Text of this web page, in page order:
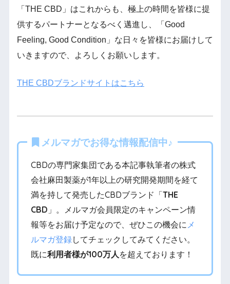
「THE CBD」はこれからも、極上の時間を皆様に提
供するパートナーとなるべく邁進し、「Good
Feeling, Good Condition」な日々を皆様にお届けして
いきますので、よろしくお願いします。
THE CBDブランドサイトはこちら
メルマガでお得な情報配信中♪
CBDの専門家集団である本記事執筆者の株式
会社麻田製薬が1年以上の研究開発期間を経て
満を持して発売したCBDブランド「THE
CBD 」。メルマガ会員限定のキャンペーン情
報等をお届け予定なので、ぜひこの機会にメ
ルマガ登録してチェックしてみてください。
既に利用者様が100万人を超えております！